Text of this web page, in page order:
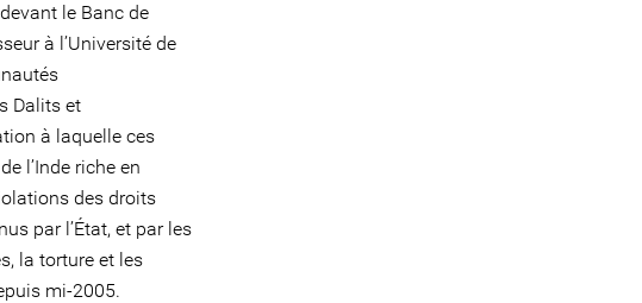
le Banc de
à l’Université de
Dalits et
à laquelle ces
l’Inde riche en
des droits
par l’État, et par les
la torture et les
mi-2005.